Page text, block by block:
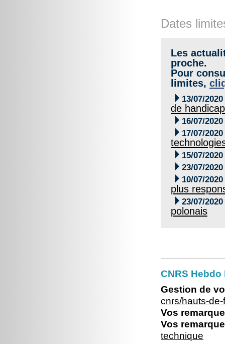
Dates
Les
proche.
Pour
limites,
 13/07/2020
de handicap
 16/07/2020
 17/07/2020
 15/07/2020
 23/07/2020
 10/07/2020
plus
 23/07/2020
polonais
CNRS
Gestion de
cnrs/hauts-
Vos
Vos
technique